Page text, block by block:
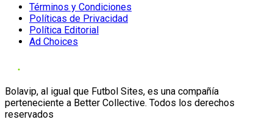
Términos y Condiciones
Políticas de Privacidad
Política Editorial
Ad Choices
Bolavip, al igual que Futbol Sites, es una compañía
perteneciente a Better Collective. Todos los derechos
reservados